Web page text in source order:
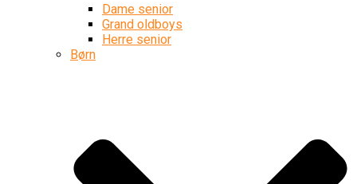
Dame senior
Grand oldboys
Herre senior
Børn